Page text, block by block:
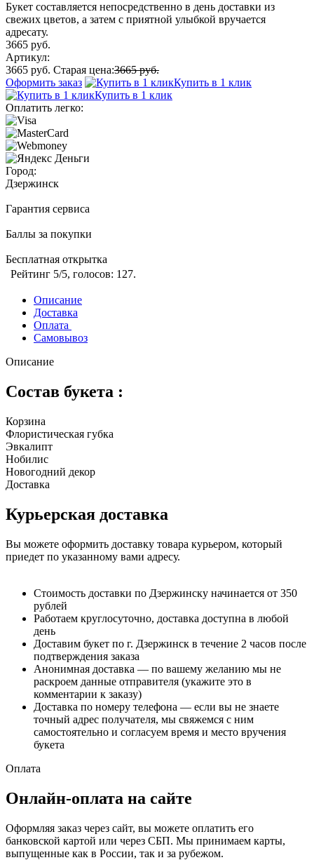
Букет составляется непосредственно в день доставки из
свежих цветов, а затем с приятной улыбкой вручается
адресату.
3665 руб.
Артикул:
3665 руб. Старая цена:3665 руб.
Оформить заказ
Купить в 1 клик
Купить в 1 клик
Оплатить легко:
Город:
Дзержинск
Гарантия сервиса
Баллы за покупки
Бесплатная открытка
Рейтинг 5/5, голосов: 127.
Описание
Доставка
Оплата
Самовывоз
Описание
Состав букета :
Корзина
Флористическая губка
Эвкалипт
Нобилис
Новогодний декор
Доставка
Курьерская доставка
Вы можете оформить доставку товара курьером, который
приедет по указанному вами адресу.
Стоимость доставки по Дзержинску начинается от 350
рублей
Работаем круглосуточно, доставка доступна в любой
день
Доставим букет по г. Дзержинск в течение 2 часов после
подтверждения заказа
Анонимная доставка — по вашему желанию мы не
раскроем данные отправителя (укажите это в
комментарии к заказу)
Доставка по номеру телефона — если вы не знаете
точный адрес получателя, мы свяжемся с ним
самостоятельно и согласуем время и место вручения
букета
Оплата
Онлайн-оплата на сайте
Оформляя заказ через сайт, вы можете оплатить его
банковской картой или через СБП. Мы принимаем карты,
выпущенные как в России, так и за рубежом.